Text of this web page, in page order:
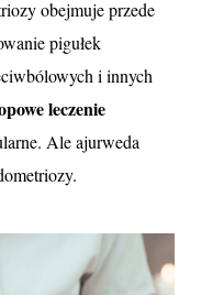
obejmuje przede
pigułek
i innych
leczenie
Ale ajurweda